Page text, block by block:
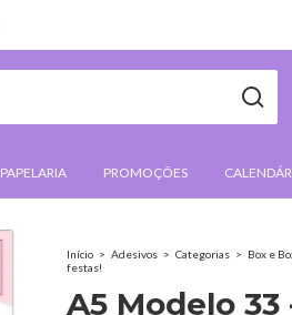
PAPELARIA PROMOÇÕES
Início > Adesivos > Categorias > Box e
festas!
A5 Modelo